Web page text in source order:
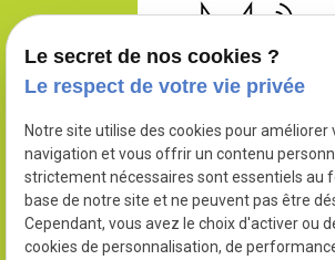
N° SIRET :
Le secret de nos cookies ?
Le respect de votre vie privée
Notre site utilise des cookies pour améliorer
navigation et vous offrir un contenu
strictement nécessaires sont essentiels au
base de notre site et ne peuvent pas être
Cependant, vous avez le choix d'activer ou
cookies de personnalisation, de